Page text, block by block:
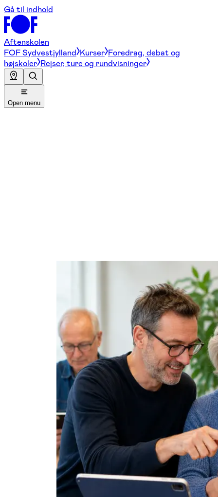
Gå til indhold
Aftenskolen
FOF Sydvestjylland Kurser Foredrag, debat og
højskoler Rejser, ture og rundvisninger
Open menu